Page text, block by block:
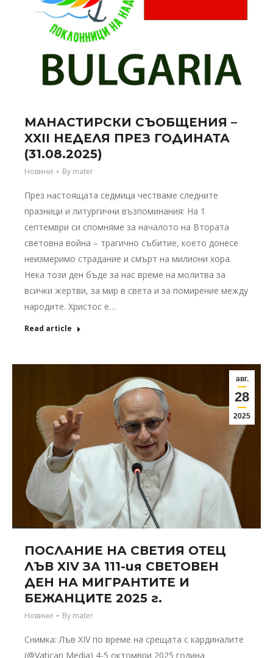
МАНАСТИРСКИ СЪОБЩЕНИЯ –
XXII НЕДЕЛЯ ПРЕЗ ГОДИНАТА
(31.08.2025)
Новини By mater
През настоящата седмица честваме следните
празници и литургични възпоминания: На 1
септември си спомняме за началото на Втората
световна война – трагично събитие, което донесе
неизмеримо страдание и смърт на милиони хора.
Нека този ден бъде за нас време на молитва за
всички жертви, за мир в света и за помирение между
народите. Христос е…
Read article
авг.
28
2025
ПОСЛАНИЕ НА СВЕТИЯ ОТЕЦ
ЛЪВ XIV ЗА 111-ия СВЕТОВЕН
ДЕН НА МИГРАНТИТЕ И
БЕЖАНЦИТЕ 2025 г.
Новини By mater
Снимка: Лъв XIV по време на срещата с кардиналите
(@Vatican Media) 4-5 октомври 2025 година